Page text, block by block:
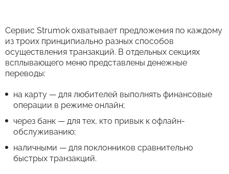
Сервис Strumok охватывает предложения по каждому
из троих принципиально разных способов
осуществления транзакций. В отдельных секциях
всплывающего меню представлены денежные
переводы:
на карту — для любителей выполнять финансовые
операции в режиме онлайн;
через банк — для тех, кто привык к офлайн-
обслуживанию;
наличными — для поклонников сравнительно
быстрых транзакций.